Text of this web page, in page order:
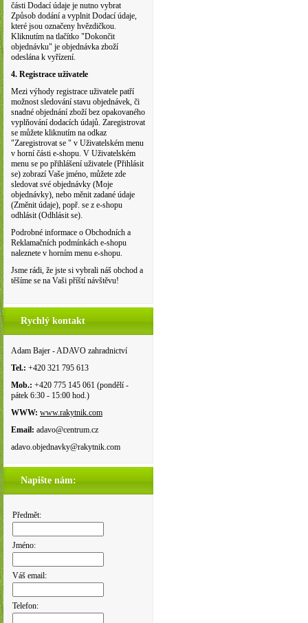
části Dodací údaje je nutno vybrat
Způsob dodání a vyplnit Dodací údaje,
které jsou označeny hvězdičkou.
Kliknutím na tlačítko "Dokončit
objednávku" je objednávka zboží
odeslána k vyřízení.
4. Registrace uživatele
Mezi výhody registrace uživatele patří
možnost sledování stavu objednávek, či
snadné objednání zboží bez opakovaného
vyplňování dodacích údajů. Zaregistrovat
se můžete kliknutím na odkaz
"Zaregistrovat se " v Uživatelském menu
v horní části e-shopu. V Uživatelském
menu se po přihlášení uživatele (Přihlásit
se) zobrazí Vaše jméno, můžete zde
sledovat své objednávky (Moje
objednávky), nebo měnit zadané údaje
(Změnit údaje), popř. se z e-shopu
odhlásit (Odhlásit se).
Podrobné informace o Obchodních a
Reklamačních podmínkách e-shopu
naleznete v horním menu e-shopu.
Jsme rádi, že jste si vybrali náš obchod a
těšíme se na Vaši příští návštěvu!
Rychlý kontakt
Adam Bajer - ADAVO zahradnictví
Tel.: +420 321 795 613
Mob.: +420 775 145 061 (pondělí -
pátek 6:30 - 15:00 hod.)
WWW: www.rakytnik.com
Email: adavo@centrum.cz
adavo.objednavky@rakytnik.com
Napište nám:
Předmět:
Jméno:
Váš email:
Telefon: